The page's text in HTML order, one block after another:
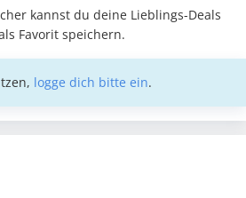
kannst du deine Lieblings-Deals
Favorit speichern.
logge dich bitte ein.